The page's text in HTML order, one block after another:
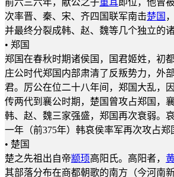
前六三六年，献公之子重耳即位，他曾
次率晋、秦、宋、齐四国联军南击楚国
并最终分裂成韩、赵、魏等几个独立的
• 郑国
郑国在春秋时期诸侯国，国君姬姓，初
庄公时代郑国内部肃清了反叛势力，外
君。厉公在位二十八年间，郑国大乱，
传两代到襄公时期，楚国曾攻占郑国，
韩、赵、魏三家强盛，郑国再次衰弱。
一年（前375年）韩哀侯率军再次攻占
• 楚国
楚之先祖出自帝颛顼高阳氏。高阳者，
其部落分布在商都朝歌的南方（今河南